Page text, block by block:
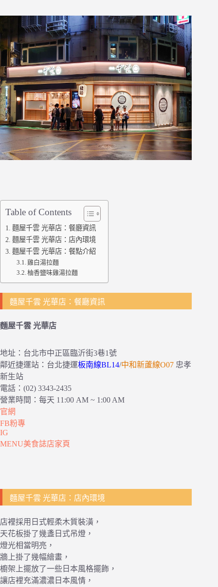
Table of Contents
麵屋千雲 光華店：餐廳資訊
麵屋千雲 光華店：店內環境
麵屋千雲 光華店：餐點介紹
雞白湯拉麵
柚香鹽味雞湯拉麵
麵屋千雲 光華店：餐廳資訊
麵屋千雲 光華店
地址：台北市中正區臨沂街3巷1號
鄰近捷運站：台北捷運板南線BL14/中和新蘆線O07 忠孝
新生站
電話：(02) 3343-2435
營業時間：每天 11:00 AM ~ 1:00 AM
官網
FB粉專
IG
MENU美食誌店家頁
麵屋千雲 光華店：店內環境
店裡採用日式輕柔木質裝潢，
天花板掛了幾盞日式吊燈，
燈光相當明亮，
牆上掛了幾幅繪畫，
櫥架上擺放了一些日本風格擺飾，
讓店裡充滿濃濃日本風情，